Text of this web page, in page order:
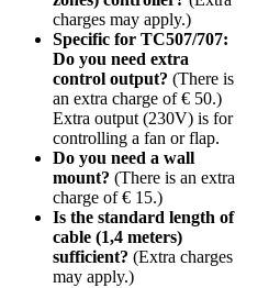
charges may apply.)
Specific for TC507/707:
Do you need extra
control output? (There is
an extra charge of € 50.)
Extra output (230V) is for
controlling a fan or flap.
Do you need a wall
mount? (There is an extra
charge of € 15.)
Is the standard length of
cable (1,4 meters)
sufficient? (Extra charges
may apply.)